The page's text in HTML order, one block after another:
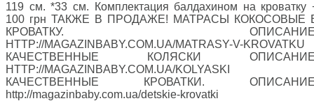
119 см. *33 см. Комплектация балдахином на кроватку
100 грн ТАКЖЕ В ПРОДАЖЕ! МАТРАСЫ КОКОСОВЫЕ
КРОВАТКУ.
HTTP://MAGAZINBABY.COM.UA/MATRASY-V-KROVATKU
КАЧЕСТВЕННЫЕ КОЛЯСКИ
HTTP://MAGAZINBABY.COM.UA/KOLYASKI
КАЧЕСТВЕННЫЕ КРОВАТКИ.
http://magazinbaby.com.ua/detskie-krovatki